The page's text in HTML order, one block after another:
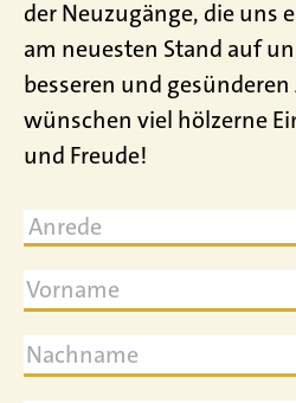
der Neuzugänge, die uns
am neuesten Stand auf
besseren und
wünschen viel hölzerne
und Freude!